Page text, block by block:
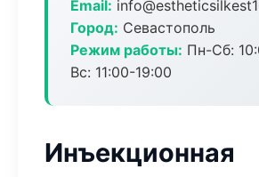
Email:
Город: Севастополь
Режим работы: Пн-Сб:
Вс: 11:00-19:00
Инъекционная